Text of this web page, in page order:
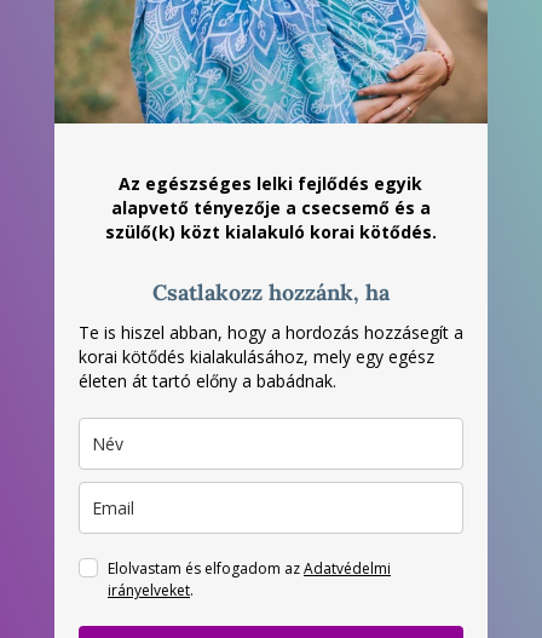
Az egészséges lelki fejlődés egyik
alapvető tényezője a csecsemő és a
szülő(k) közt kialakuló korai kötődés.
Csatlakozz hozzánk, ha
Te is hiszel abban, hogy a hordozás hozzásegít a
korai kötődés kialakulásához, mely egy egész
életen át tartó előny a babádnak.
Elolvastam és elfogadom azAdatvédelmi
irányelveket.